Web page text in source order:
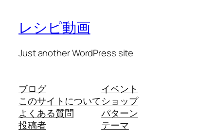
レシピ動画
Just another WordPress site
ブログ
このサイトについて
よくある質問
投稿者
イベント
ショップ
パターン
テーマ